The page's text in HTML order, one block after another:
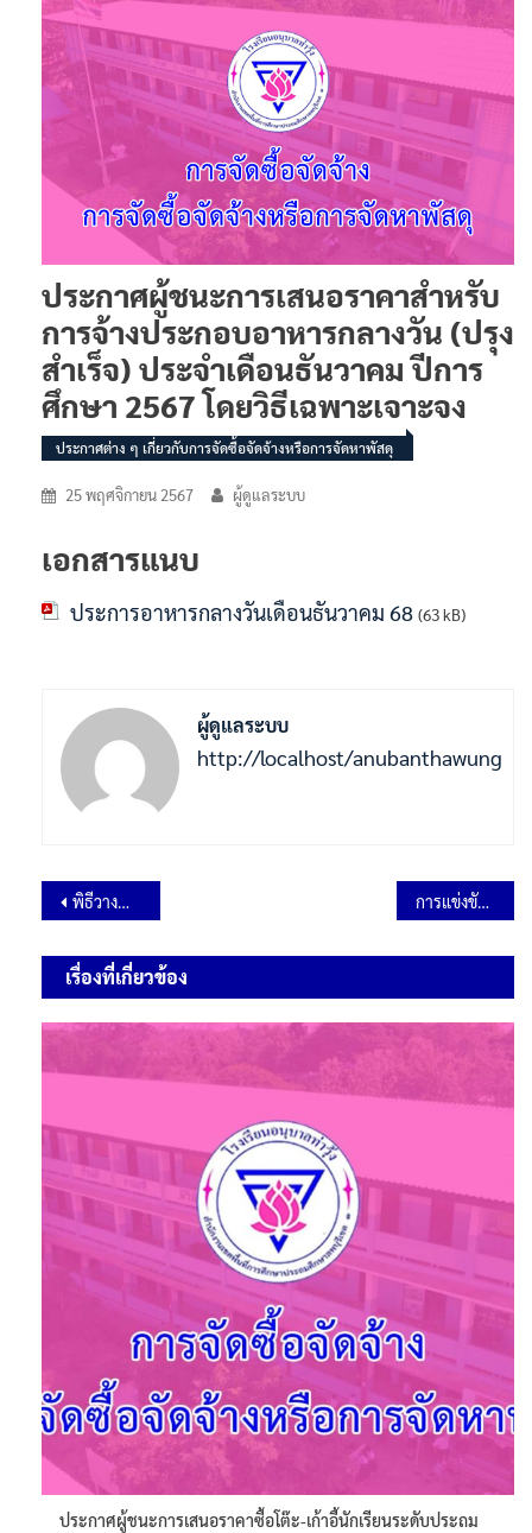
ประกาศผู้ชนะการเสนอราคาสำหรับ
การจ้างประกอบอาหารกลางวัน (ปรุง
สำเร็จ) ประจำเดือนธันวาคม ปีการ
ศึกษา 2567 โดยวิธีเฉพาะเจาะจง
ประกาศต่าง ๆ เกี่ยวกับการจัดซื้อจัดจ้างหรือการจัดหาพัสดุ
25 พฤศจิกายน 2567 ผู้ดูแลระบบ
เอกสารแนบ
ประการอาหารกลางวันเดือนธันวาคม 68 (63 kB)
ผู้ดูแลระบบ
http://localhost/anubanthawung
พิธีวางพวงมาลาและถวายราชสดุดี เนื่องใน “วันสมเด็จพระมหาธีรราชเจ้า” การแข่งขันศิลปหัตถกรรมนักเรียน ของกลุ่มเพชรพัฒนาท่าวุ้ง ประจำปีการศึกษา 2567
เรื่องที่เกี่ยวข้อง
ประกาศผู้ชนะการเสนอราคาซื้อโต๊ะ-เก้าอี้นักเรียนระดับประถม